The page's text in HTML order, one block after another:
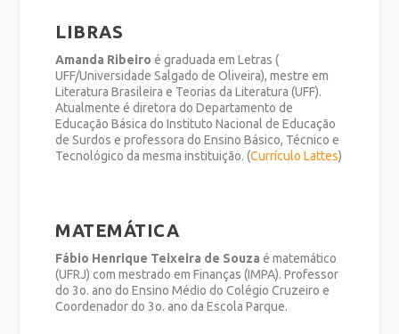
LIBRAS
Amanda Ribeiro é graduada em Letras (
UFF/Universidade Salgado de Oliveira), mestre em
Literatura Brasileira e Teorias da Literatura (UFF).
Atualmente é diretora do Departamento de
Educação Básica do Instituto Nacional de Educação
de Surdos e professora do Ensino Básico, Técnico e
Tecnológico da mesma instituição. (Currículo Lattes)
MATEMÁTICA
Fábio Henrique Teixeira de Souza é matemático
(UFRJ) com mestrado em Finanças (IMPA). Professor
do 3o. ano do Ensino Médio do Colégio Cruzeiro e
Coordenador do 3o. ano da Escola Parque.